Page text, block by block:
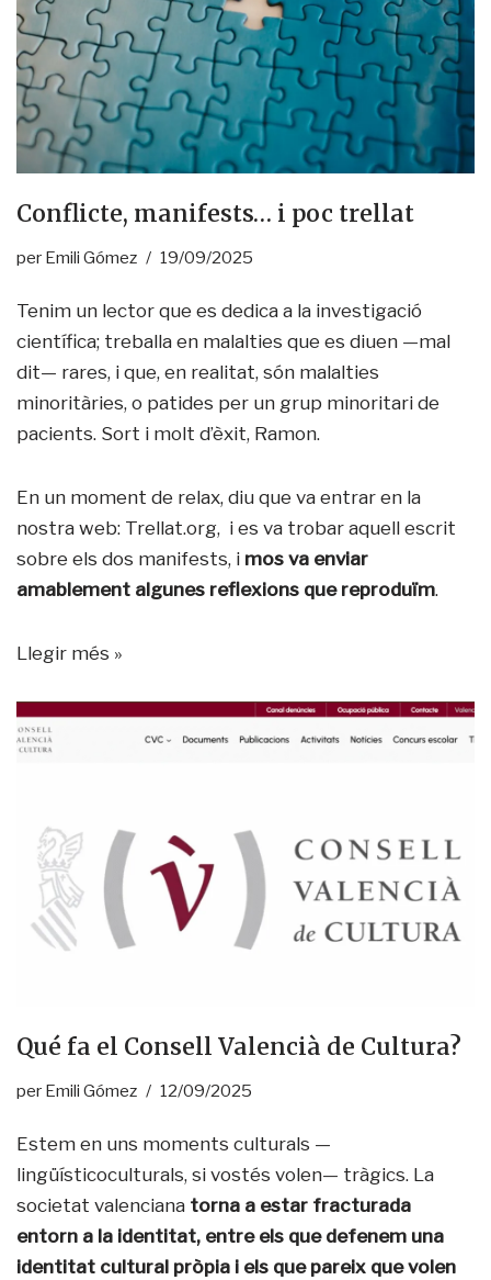
Conflicte, manifests… i poc trellat
per Emili Gómez 19/09/2025
Tenim un lector que es dedica a la investigació
científica; treballa en malalties que es diuen —mal
dit— rares, i que, en realitat, són malalties
minoritàries, o patides per un grup minoritari de
pacients. Sort i molt d’èxit, Ramon.
En un moment de relax, diu que va entrar en la
nostra web: Trellat.org, i es va trobar aquell escrit
sobre els dos manifests, i mos va enviar
amablement algunes reflexions que reproduïm.
Llegir més »
Qué fa el Consell Valencià de Cultura?
per Emili Gómez 12/09/2025
Estem en uns moments culturals —
lingüísticoculturals, si vostés volen— tràgics. La
societat valenciana torna a estar fracturada
entorn a la identitat, entre els que defenem una
identitat cultural pròpia i els que pareix que volen